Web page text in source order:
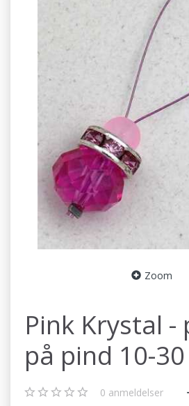
Zoom
Pink Krystal -
på pind 10-
0 anmeldelser